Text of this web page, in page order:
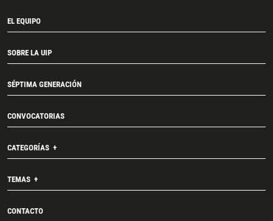
EL EQUIPO
SOBRE LA UIP
SÉPTIMA GENERACIÓN
CONVOCATORIAS
CATEGORÍAS
TEMAS
CONTACTO